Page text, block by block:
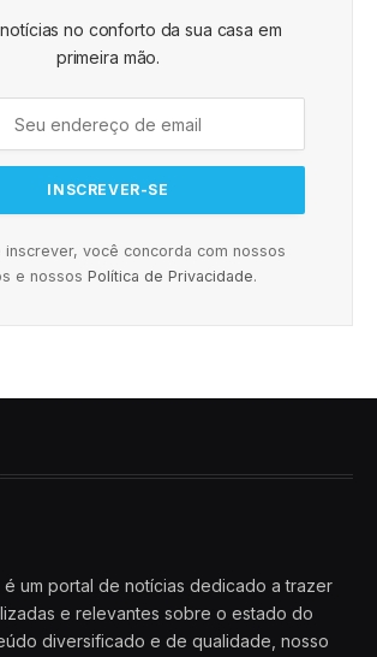
no conforto da sua casa em
primeira mão.
inscrever, você concorda com nossos
e nossos Política de Privacidade.
é um portal de notícias dedicado a trazer
e relevantes sobre o estado do
diversificado e de qualidade, nosso